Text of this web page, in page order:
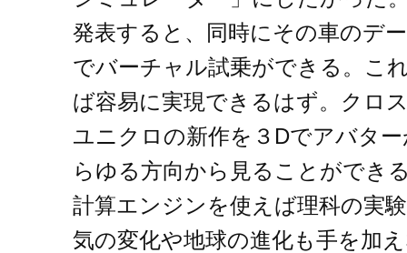
発表すると、同時にその車のデ
でバーチャル試乗ができる。こ
ば容易に実現できるはず。クロ
ユニクロの新作を３Dでアバタ
らゆる方向から見ることができ
計算エンジンを使えば理科の実
気の変化や地球の進化も手を加